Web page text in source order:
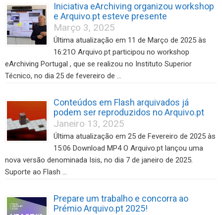
Iniciativa eArchiving organizou workshop
e Arquivo.pt esteve presente
Março 3, 2025
Última atualização em 11 de Março de 2025 às
16:21O Arquivo.pt participou no workshop
eArchiving Portugal , que se realizou no Instituto Superior
Técnico, no dia 25 de fevereiro de …
Conteúdos em Flash arquivados já
podem ser reproduzidos no Arquivo.pt
Janeiro 13, 2025
Última atualização em 25 de Fevereiro de 2025 às
15:06 Download MP4 O Arquivo.pt lançou uma
nova versão denominada Isis, no dia 7 de janeiro de 2025.
Suporte ao Flash …
Prepare um trabalho e concorra ao
Prémio Arquivo.pt 2025!